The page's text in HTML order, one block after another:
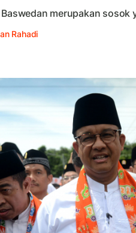
merupakan
Rahadi